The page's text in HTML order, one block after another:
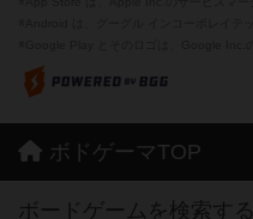
ボドゲーマTOP
ボードゲームを検索する